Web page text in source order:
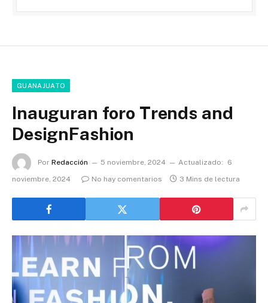
GUANAJUATO
Inauguran foro Trends and
DesignFashion
Por Redacción 5 noviembre, 2024 Actualizado:
6
noviembre, 2024
No hay comentarios 3 Mins de lectura